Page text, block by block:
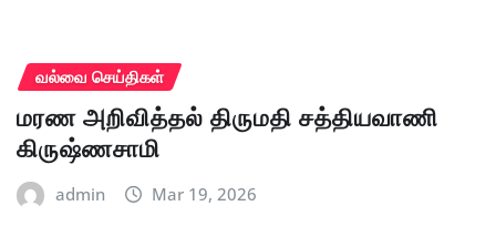
வல்வை செய்திகள்
மரண அறிவித்தல் திருமதி சத்தியவாணி
கிருஷ்ணசாமி
admin Mar 19, 2026